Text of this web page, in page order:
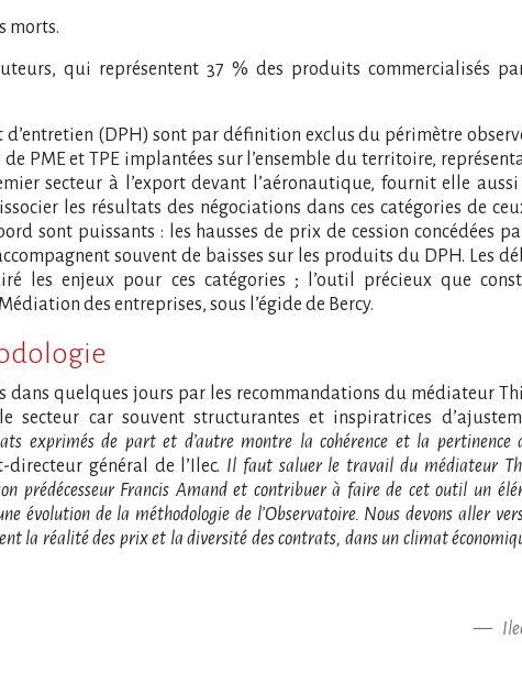
morts.
qui représentent 37 % des produits commercialisés
d’entretien (DPH) sont par définition exclus du périmètre
PME et TPE implantées sur l’ensemble du territoire,
secteur à l’export devant l’aéronautique, fournit elle
les résultats des négociations dans ces catégories de
sont puissants : les hausses de prix de cession concédées
souvent de baisses sur les produits du DPH. Les
les enjeux pour ces catégories ; l’outil précieux que
des entreprises, sous l’égide de Bercy.
dans quelques jours par les recommandations du médiateur
secteur car souvent structurantes et inspiratrices
exprimés de part et d’autre montre la cohérence et la pertinence
général de l’Ilec. Il faut saluer le travail du médiateur
prédécesseur Francis Amand et contribuer à faire de cet outil un
évolution de la méthodologie de l’Observatoire. Nous devons aller
la réalité des prix et la diversité des contrats, dans un climat